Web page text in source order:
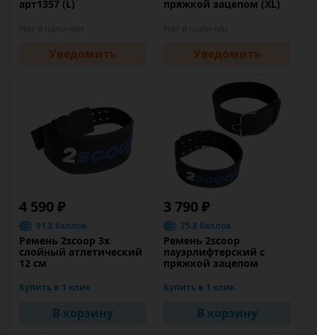
арт1357 (L)
Уведомить
пряжкой зацепом (XL)
Уведомить
4 590 ₽
91.8 баллов
Ремень 2scoop 3х
слойный атлетический
12 см
Купить в 1 клик
В корзину
3 790 ₽
75.8 баллов
Ремень 2scoop
пауэрлифтерский с
пряжкой зацепом
Купить в 1 клик
В корзину